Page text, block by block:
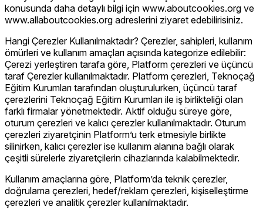
konusunda daha detaylı bilgi için www.aboutcookies.org ve
www.allaboutcookies.org adreslerini ziyaret edebilirisiniz.
Hangi Çerezler Kullanılmaktadır? Çerezler, sahipleri, kullanım
ömürleri ve kullanım amaçları açısında kategorize edilebilir:
Çerezi yerleştiren tarafa göre, Platform çerezleri ve üçüncü
taraf Çerezler kullanılmaktadır. Platform çerezleri, Teknoçağ
Eğitim Kurumları tarafından oluşturulurken, üçüncü taraf
çerezlerini Teknoçağ Eğitim Kurumları ile iş birlikteliği olan
farklı firmalar yönetmektedir. Aktif olduğu süreye göre,
oturum çerezleri ve kalıcı çerezler kullanılmaktadır. Oturum
çerezleri ziyaretçinin Platform’u terk etmesiyle birlikte
silinirken, kalıcı çerezler ise kullanım alanına bağlı olarak
çeşitli sürelerle ziyaretçilerin cihazlarında kalabilmektedir.
Kullanım amaçlarına göre, Platform’da teknik çerezler,
doğrulama çerezleri, hedef/reklam çerezleri, kişiselleştirme
çerezleri ve analitik çerezler kullanılmaktadır.